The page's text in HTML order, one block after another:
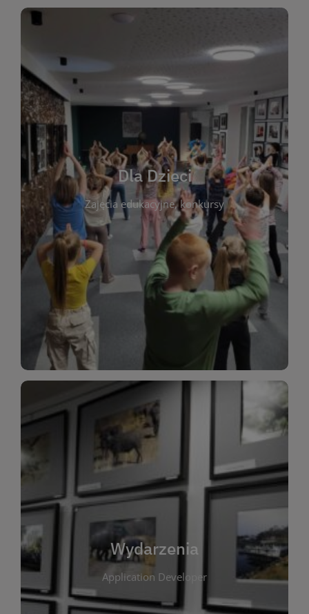
Dla Dzieci
Zajęcia edukacyjne, konkursy
Dla Dzieci
To miejsce stworzone z myślą o najmłodszych
czytelnikach i ich rodzicach. Znajdziesz tu
informacje o zajęciach edukacyjnych, konkursach
plastycznych i spotkaniach z autorami książek dla
dzieci. Biblioteka oferuje bogaty wybór bajek,
opowiadań i lektur szkolnych, a także przyjazny
kącik do wspólnego czytania. Pragniemy
rozbudzać miłość do książek od najmłodszych lat.
Zapraszamy do wspólnej zabawy i odkrywania
świata literatury!
WIĘCEJ
Wydarzenia
Application Developer
Wydarzenia
W tej zakładce publikujemy informacje o
wszystkich wydarzeniach organizowanych przez
bibliotekę. Znajdziesz tu zapowiedzi spotkań
autorskich, warsztatów, prelekcji i zajęć
tematycznych dla różnych grup wiekowych. Każde
wydarzenie ma na celu promowanie kultury
czytelniczej oraz integrację społeczności lokalnej.
Dzięki kalendarzowi wydarzeń możesz łatwo